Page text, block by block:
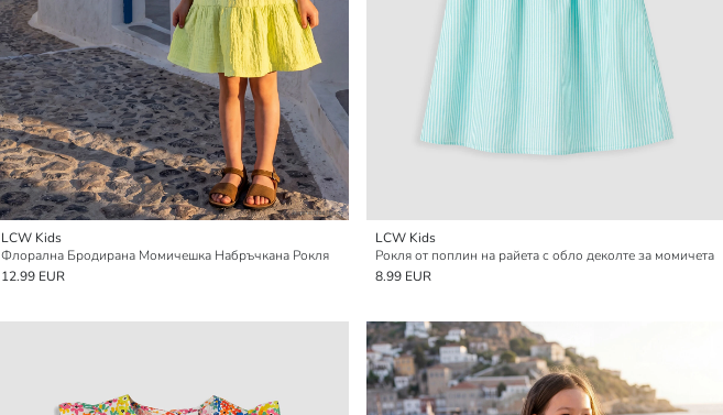
LCW Kids
Флорална Бродирана Момичешка Набръчкана Рокля
12.99 EUR
LCW Kids
Рокля от поплин на райета с обло деколте за момичета
8.99 EUR